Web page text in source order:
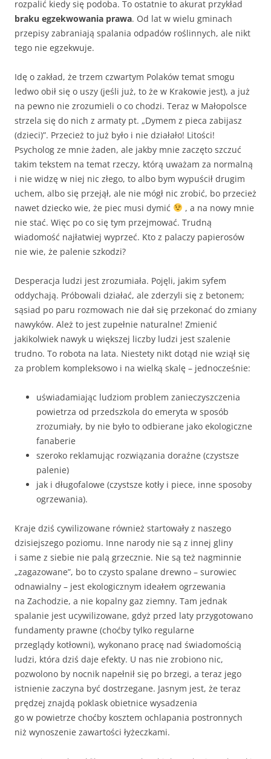
rozpalić kiedy się podoba. To ostatnie to akurat przykład
braku egzekwowania prawa. Od lat w wielu gminach
przepisy zabraniają spalania odpadów roślinnych, ale nikt
tego nie egzekwuje.
Idę o zakład, że trzem czwartym Polaków temat smogu
ledwo obił się o uszy (jeśli już, to że w Krakowie jest), a już
na pewno nie zrozumieli o co chodzi. Teraz w Małopolsce
strzela się do nich z armaty pt. „Dymem z pieca zabijasz
(dzieci)”. Przecież to już było i nie działało! Litości!
Psycholog ze mnie żaden, ale jakby mnie zaczęto szczuć
takim tekstem na temat rzeczy, którą uważam za normalną
i nie widzę w niej nic złego, to albo bym wypuścił drugim
uchem, albo się przejął, ale nie mógł nic zrobić, bo przecież
nawet dziecko wie, że piec musi dymić
, a na nowy mnie
nie stać. Więc po co się tym przejmować. Trudną
wiadomość najłatwiej wyprzeć. Kto z palaczy papierosów
nie wie, że palenie szkodzi?
Desperacja ludzi jest zrozumiała. Pojęli, jakim syfem
oddychają. Próbowali działać, ale zderzyli się z betonem;
sąsiad po paru rozmowach nie dał się przekonać do zmiany
nawyków. Ależ to jest zupełnie naturalne! Zmienić
jakikolwiek nawyk u większej liczby ludzi jest szalenie
trudno. To robota na lata. Niestety nikt dotąd nie wziął się
za problem kompleksowo i na wielką skalę – jednocześnie:
uświadamiając ludziom problem zanieczyszczenia
powietrza od przedszkola do emeryta w sposób
zrozumiały, by nie było to odbierane jako ekologiczne
fanaberie
szeroko reklamując rozwiązania doraźne (czystsze
palenie)
jak i długofalowe (czystsze kotły i piece, inne sposoby
ogrzewania).
Kraje dziś cywilizowane również startowały z naszego
dzisiejszego poziomu. Inne narody nie są z innej gliny
i same z siebie nie palą grzecznie. Nie są też nagminnie
„zagazowane”, bo to czysto spalane drewno – surowiec
odnawialny – jest ekologicznym ideałem ogrzewania
na Zachodzie, a nie kopalny gaz ziemny. Tam jednak
spalanie jest ucywilizowane, gdyż przed laty przygotowano
fundamenty prawne (choćby tylko regularne
przeglądy kotłowni), wykonano pracę nad świadomością
ludzi, która dziś daje efekty. U nas nie zrobiono nic,
pozwolono by nocnik napełnił się po brzegi, a teraz jego
istnienie zaczyna być dostrzegane. Jasnym jest, że teraz
prędzej znajdą poklask obietnice wysadzenia
go w powietrze choćby kosztem ochlapania postronnych
niż wynoszenie zawartości łyżeczkami.